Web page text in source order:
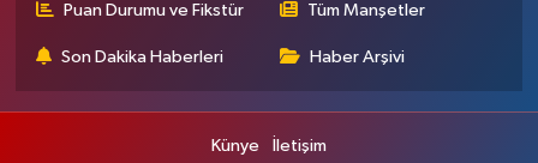
Puan Durumu ve Fikstür Tüm Manşetler
Son Dakika Haberleri Haber Arşivi
Künye İletişim